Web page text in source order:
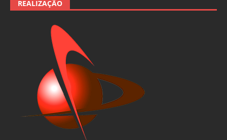
REALIZAÇÃO